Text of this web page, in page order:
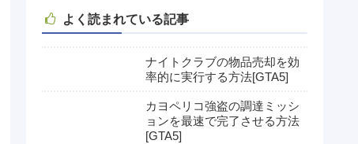
よく読まれている記事
ナイトクラブの物品売却を効
率的に実行する方法[GTA5]
カヨペリコ強盗の調達ミッシ
ョンを最速で完了させる方法
[GTA5]